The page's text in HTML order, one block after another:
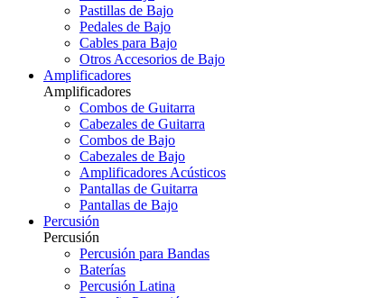
Pastillas de Bajo
Pedales de Bajo
Cables para Bajo
Otros Accesorios de Bajo
Amplificadores
Amplificadores
Combos de Guitarra
Cabezales de Guitarra
Combos de Bajo
Cabezales de Bajo
Amplificadores Acústicos
Pantallas de Guitarra
Pantallas de Bajo
Percusión
Percusión
Percusión para Bandas
Baterías
Percusión Latina